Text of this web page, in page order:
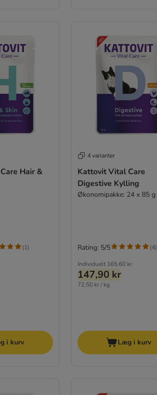
Hair &
(1)
i kurv
4 varianter
Kattovit Vital Care
Digestive Kylling
Økonomipakke: 24 x 85 g
Individuelt 165,60 kr
147,90 kr
72,50 kr / kg
Rating: 5/5 (4)
Læg i kurv